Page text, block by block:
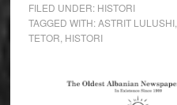
FILED UNDER: HISTORI
TAGGED WITH:ASTRIT LULUSHI,
TETOR HISTORI